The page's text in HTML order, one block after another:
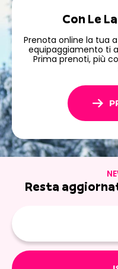
Con Le
Prenota online la tua
equipaggiamento ti
Prima prenoti, più
Resta